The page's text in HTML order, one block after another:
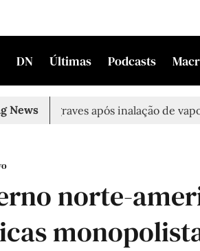
DN Últimas Podcasts
News
graves após inalação de vapores
norte-